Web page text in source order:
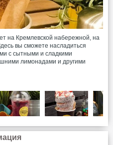
на Кремлевской набережной, на
вы сможете насладиться
с сытными и сладкими
лимонадами и другими